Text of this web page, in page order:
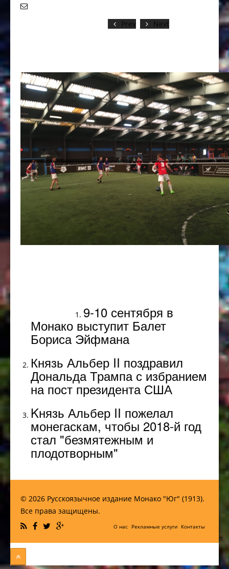
Prev Next
9-10 сентября в
Монако выступит Балет
Бориса Эйфмана
Князь Альбер II поздравил
Дональда Трампа с избранием
на пост президента США
Kнязь Альбер II пожелал
монегаскам, чтобы 2018-й год
стал "безмятежным и
плодотворным"
© 2026 Русскоязычное издание Монако "Юг" (1913).
Все права защищены.
О нас Рекламные услуги Контакты